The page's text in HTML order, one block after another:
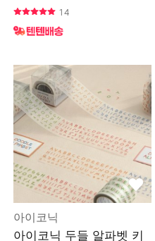
14
아이코닉
아이코닉 두들 알파벳 키